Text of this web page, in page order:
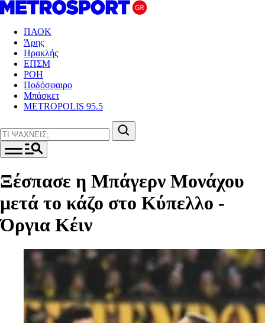
ΠΑΟΚ
Άρης
Ηρακλής
ΕΠΣΜ
ΡΟΗ
Ποδόσφαιρο
Μπάσκετ
METROPOLIS 95.5
Ξέσπασε η Μπάγερν Μονάχου
μετά το κάζο στο Κύπελλο -
Όργια Κέιν